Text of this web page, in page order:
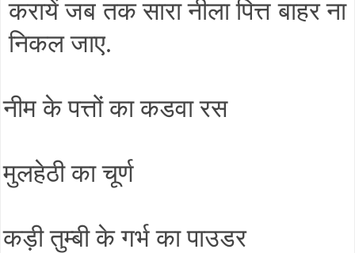
करायें जब तक सारा नीला पित्त बाहर ना
निकल जाए.
नीम के पत्तों का कडवा रस
मुलहेठी का चूर्ण
कड़ी तुम्बी के गर्भ का पाउडर